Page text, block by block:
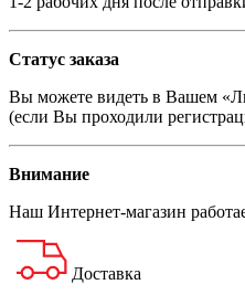
Статус заказа
Вы можете видеть в Вашем
(если Вы проходили
Внимание
Наш Интернет-магазин
Доставка